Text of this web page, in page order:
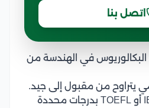
اتصل بنا
في الهندسة من
يتراوح من مقبول إلى جيد.
تقديم شهادة IELTS أو TOEFL بدرجات محددة